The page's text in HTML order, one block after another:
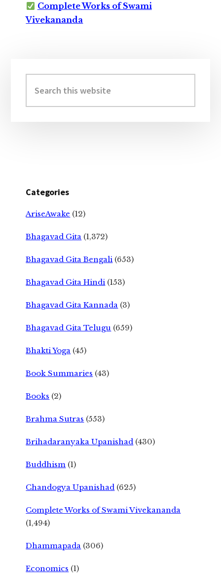
Complete Works of Swami
Vivekananda
Sidebar
this
website
Categories
AriseAwake (12)
Bhagavad Gita (1,372)
Bhagavad Gita Bengali (653)
Bhagavad Gita Hindi (153)
Bhagavad Gita Kannada (3)
Bhagavad Gita Telugu (659)
Bhakti Yoga (45)
Book Summaries (43)
Books (2)
Brahma Sutras (553)
Brihadaranyaka Upanishad (430)
Buddhism (1)
Chandogya Upanishad (625)
Complete Works of Swami Vivekananda
(1,494)
Dhammapada (306)
Economics (1)